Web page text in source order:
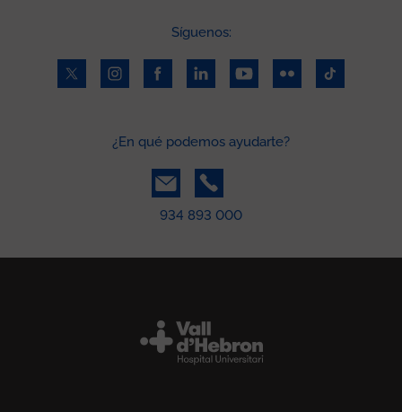
Síguenos:
¿En qué podemos ayudarte?
934 893 000